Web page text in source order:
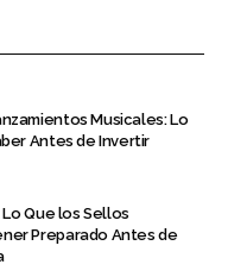
Musicales: Lo
Antes de Invertir
Que los Sellos
Preparado Antes de